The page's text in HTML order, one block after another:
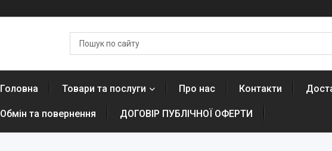
Головна Товари та послуги Про нас Контакти
Обмін та повернення ДОГОВІР ПУБЛІЧНОЇ ОФЕРТИ